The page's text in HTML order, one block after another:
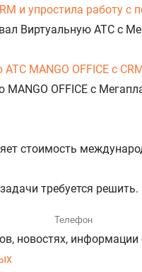
и упростила работу с
Виртуальную АТС с
MANGO OFFICE с
MANGO OFFICE с
стоимость
требуется
новостях,